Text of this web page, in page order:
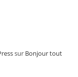
sur Bonjour tout